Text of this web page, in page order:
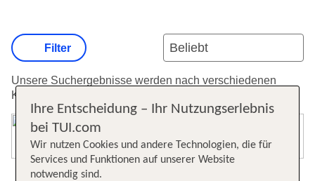
Unsere Suchergebnisse werden nach verschiedenen
Kriterien sortiert.
Filter
Ihre Entscheidung – Ihr Nutzungserlebnis
bei TUI.com
Wir nutzen Cookies und andere Technologien, die für
Services und Funktionen auf unserer Website
notwendig sind.